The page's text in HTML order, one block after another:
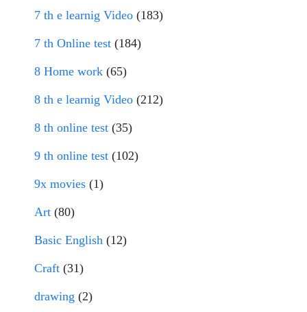
7 th e learnig Video (183)
7 th Online test (184)
8 Home work (65)
8 th e learnig Video (212)
8 th online test (35)
9 th online test (102)
9x movies (1)
Art (80)
Basic English (12)
Craft (31)
drawing (2)